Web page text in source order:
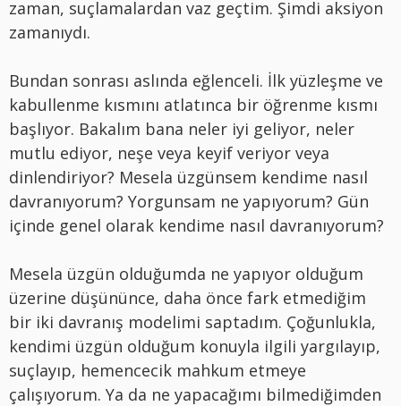
zaman, suçlamalardan vaz geçtim. Şimdi aksiyon
zamanıydı.
Bundan sonrası aslında eğlenceli. İlk yüzleşme ve
kabullenme kısmını atlatınca bir öğrenme kısmı
başlıyor. Bakalım bana neler iyi geliyor, neler
mutlu ediyor, neşe veya keyif veriyor veya
dinlendiriyor? Mesela üzgünsem kendime nasıl
davranıyorum? Yorgunsam ne yapıyorum? Gün
içinde genel olarak kendime nasıl davranıyorum?
Mesela üzgün olduğumda ne yapıyor olduğum
üzerine düşününce, daha önce fark etmediğim
bir iki davranış modelimi saptadım. Çoğunlukla,
kendimi üzgün olduğum konuyla ilgili yargılayıp,
suçlayıp, hemencecik mahkum etmeye
çalışıyorum. Ya da ne yapacağımı bilmediğimden